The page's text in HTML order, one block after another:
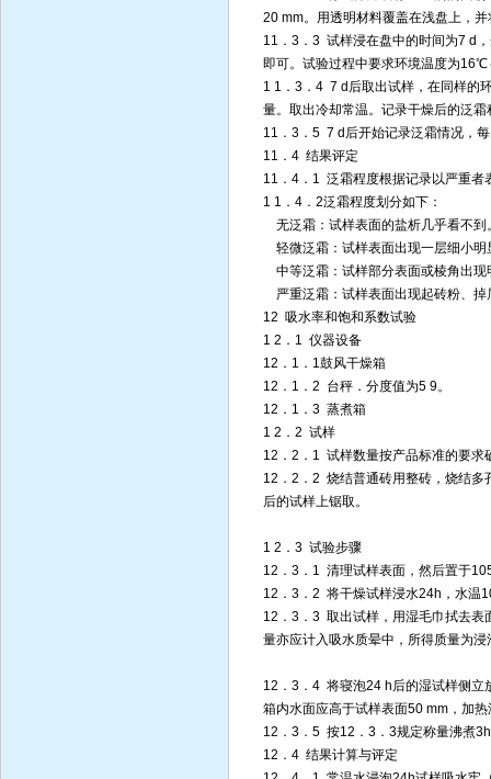
20 mm。用透明材料覆盖在浅盘上，
11．3．3 试样浸在盘中的时间为7 d
即可。试验过程中要求环境温度为
1 1．3．4 7 d后取出试样，在同样的
量。取出冷却常温。记录干燥后的泛霜
11．3．5 7 d后开始记录泛霜情况，
11．4 结果评定
11．4．1 泛霜程度根据记录以严重者
1 1．4．2泛霜程度划分如下：
无泛霜：试样表面的盐析几乎看不到
轻微泛霜：试样表面出现一层细小明
中等泛霜：试样部分表面或棱角出现
严重泛霜：试样表面出现起砖粉、掉
12 吸水率和饱和系数试验
1 2．1 仪器设备
12．1．1鼓风干燥箱
12．1．2 台秤．分度值为5 9。
12．1．3 蒸煮箱
1 2．2 试样
12．2．1 试样数量按产品标准的要求
12．2．2 烧结普通砖用整砖，烧结多
后的试样上锯取。
1 2．3 试验步骤
12．3．1 清理试样表面，然后置于
12．3．2 将干燥试样浸水24h，水
12．3．3 取出试样，用湿毛巾拭去表
量亦应计入吸水质晕中，所得质量为
12．3．4 将寝泡24 h后的湿试样侧立
箱内水面应高于试样表面50 mm，加
12．3．5 按12．3．3规定称量沸煮
12．4 结果计算与评定